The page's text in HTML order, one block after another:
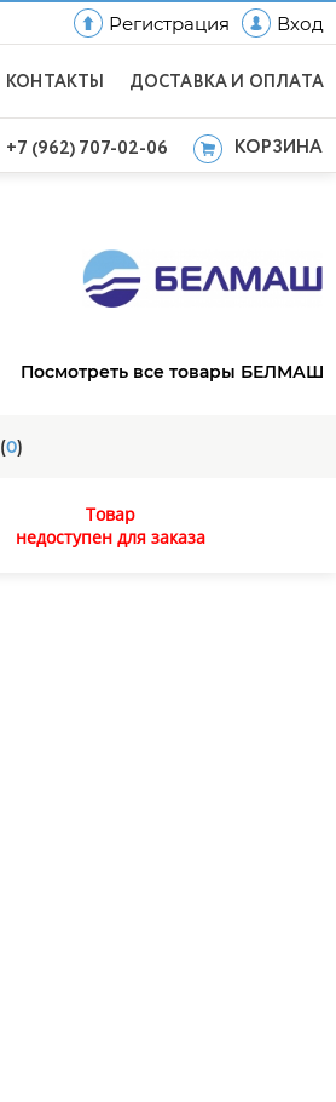
Регистрация Вход
КОНТАКТЫ ДОСТАВКА И ОПЛАТА
+7 (962) 707-02-06 КОРЗИНА
Посмотреть все товары БЕЛМАШ
(0)
Товар
недоступен для заказа